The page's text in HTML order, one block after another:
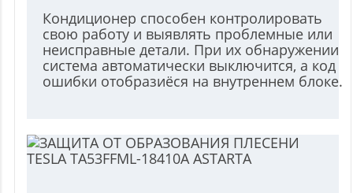
Кондиционер способен контролировать
свою работу и выявлять проблемные или
неисправные детали. При их обнаружении
система автоматически выключится, а код
ошибки отобразиёся на внутреннем блоке.